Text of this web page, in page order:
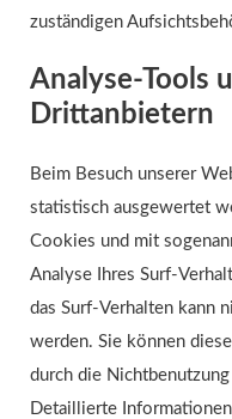
zuständigen
Analyse-Tools
Drittanbietern
Beim Besuch unserer
statistisch ausgewertet
Cookies und mit
Analyse Ihres Surf-
das Surf-Verhalten kann
werden. Sie können
durch die
Detaillierte